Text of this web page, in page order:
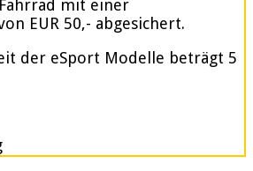
mit einer
EUR 50,- abgesichert.
der eSport Modelle beträgt 5